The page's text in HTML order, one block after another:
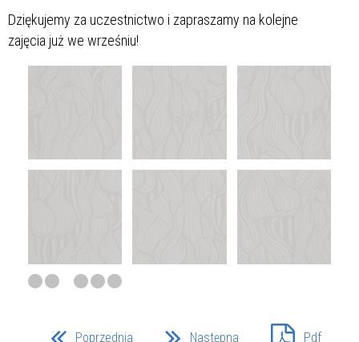
Dziękujemy za uczestnictwo i zapraszamy na kolejne
zajęcia już we wrześniu!
Poprzednia Następna Pdf